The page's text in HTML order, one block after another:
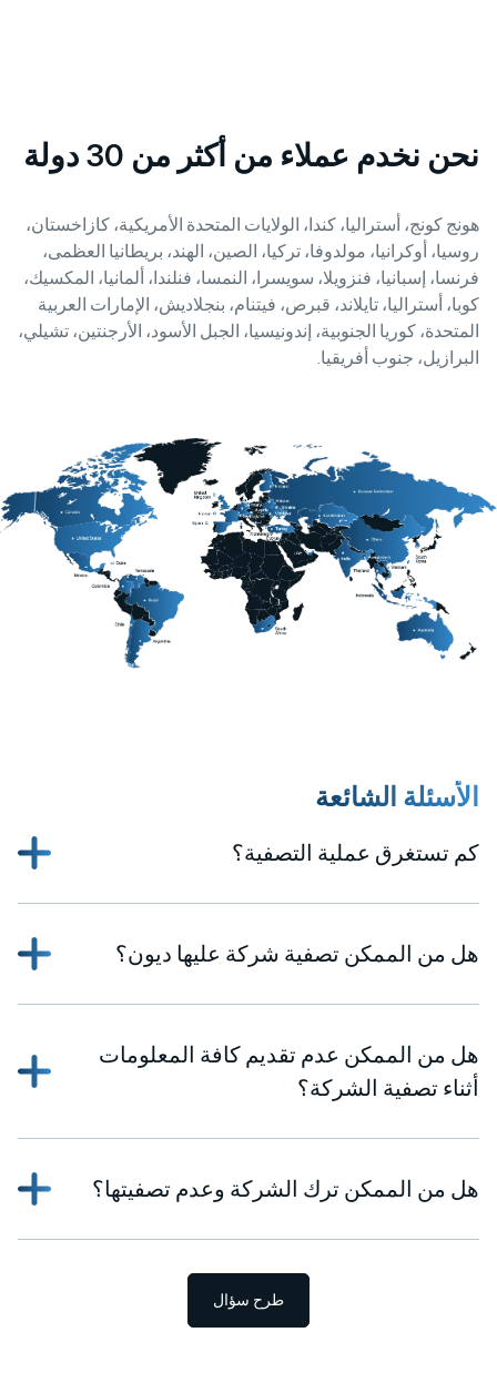
نحن نخدم عملاء من أكثر من 30 دولة
هونج كونج، أستراليا، كندا، الولايات المتحدة الأمريكية، كازاخستان،
روسيا، أوكرانيا، مولدوفا، تركيا، الصين، الهند، بريطانيا العظمى،
فرنسا، إسبانيا، فنزويلا، سويسرا، النمسا، فنلندا، ألمانيا، المكسيك،
كوبا، أستراليا، تايلاند، قبرص، فيتنام، بنجلاديش، الإمارات العربية
المتحدة، كوريا الجنوبية، إندونيسيا، الجبل الأسود، الأرجنتين، تشيلي،
البرازيل، جنوب أفريقيا.
الأسئلة الشائعة
كم تستغرق عملية التصفية؟
هل من الممكن تصفية شركة عليها ديون؟
هل من الممكن عدم تقديم كافة المعلومات
أثناء تصفية الشركة؟
هل من الممكن ترك الشركة وعدم تصفيتها؟
طرح سؤال